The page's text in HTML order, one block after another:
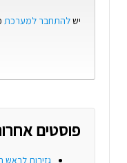
ישלהתחבר למערכת
פוסטים
גזירות לראש